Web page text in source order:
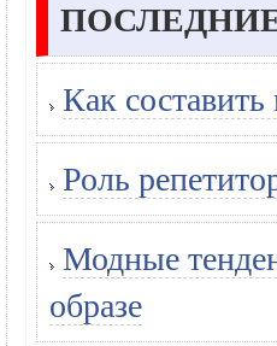
Как
Роль
Модные
образе